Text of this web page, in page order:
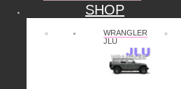
SHOP
WRANGLER
JLU